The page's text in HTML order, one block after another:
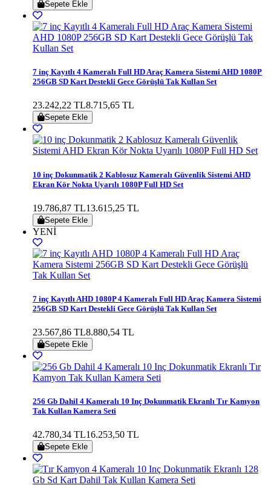
Sepete Ekle
7 inç Kayıtlı 4 Kameralı Full HD Araç Kamera Sistemi AHD 1080P
256GB SD Kart Destekli Gece Görüşlü Tak Kullan Set
23.242,22 TL8.715,65 TL
Sepete Ekle
10 inç Dokunmatik 2 Kablosuz Kameralı Güvenlik Sistemi AHD
Ekran Kör Nokta Uyarılı 1080P Full HD Set
19.786,87 TL13.615,25 TL
Sepete Ekle
YENİ
7 inç Kayıtlı AHD 1080P 4 Kameralı Full HD Araç Kamera Sistemi
256GB SD Kart Destekli Gece Görüşlü Tak Kullan Set
23.567,86 TL8.880,54 TL
Sepete Ekle
256 Gb Dahil 4 Kameralı 10 Inç Dokunmatik Ekranlı Tır Kamyon
Tak Kullan Kamera Seti
42.780,34 TL16.253,50 TL
Sepete Ekle